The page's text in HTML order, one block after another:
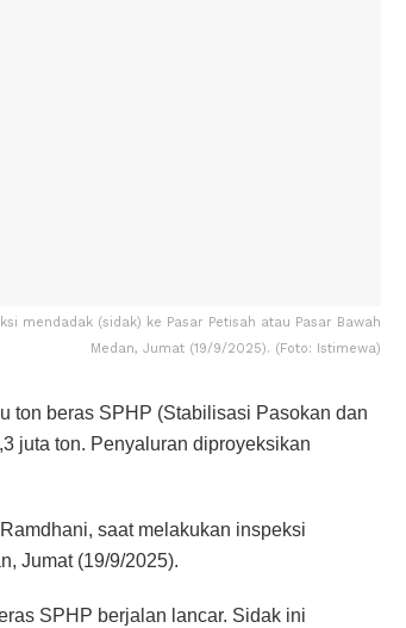
mendadak (sidak) ke Pasar Petisah atau Pasar Bawah
Medan, Jumat (19/9/2025). (Foto: Istimewa)
ton beras SPHP (Stabilisasi Pasokan dan
juta ton. Penyaluran diproyeksikan
saat melakukan inspeksi
Jumat (19/9/2025).
SPHP berjalan lancar. Sidak ini